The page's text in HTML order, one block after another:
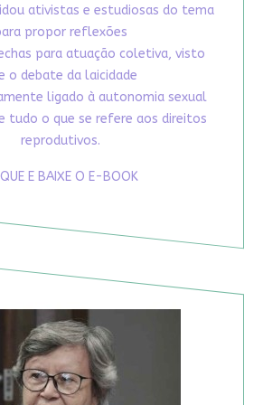
ativistas e estudiosas do tema
propor reflexões
para atuação coletiva, visto
o debate da laicidade
ligado à autonomia sexual
tudo o que se refere aos direitos
reprodutivos.
E BAIXE O E-BOOK